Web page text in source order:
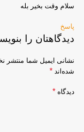
سلام وقت بخیر بله
پاسخ
دیدگاهتان را
نشانی ایمیل شما منتشر
شده‌اند *
دیدگاه *